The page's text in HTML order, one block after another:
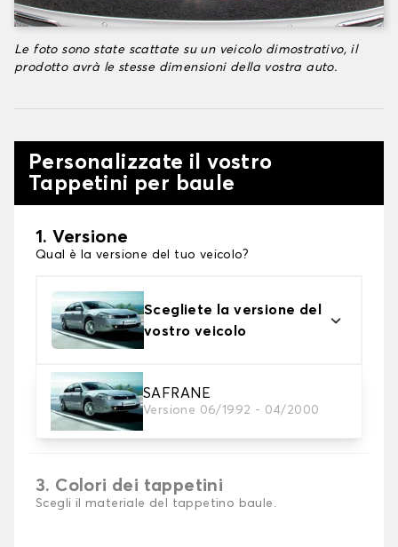
Le foto sono state scattate su un veicolo dimostrativo, il
prodotto avrà le stesse dimensioni della vostra auto.
Personalizzate il vostro
Tappetini per baule
1. Versione
Qual è la versione del tuo veicolo?
Scegliete la versione del
vostro veicolo
SAFRANE
Versione 06/1992 - 04/2000
2. Materiale
scegli il materiale del tappetini per baule
3. Colori dei tappetini
Scegli il materiale del tappetino baule.